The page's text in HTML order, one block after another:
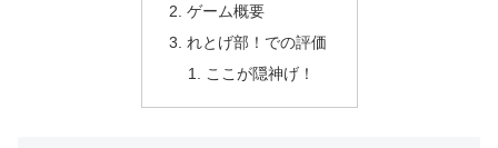
ゲーム概要
れとげ部！での評価
ここが隠神げ！